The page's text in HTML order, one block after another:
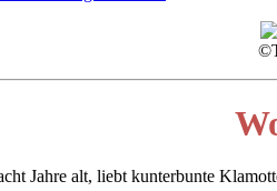
Jahre alt, liebt kunterbunte